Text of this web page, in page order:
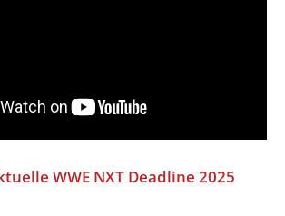
WWE NXT Deadline 2025